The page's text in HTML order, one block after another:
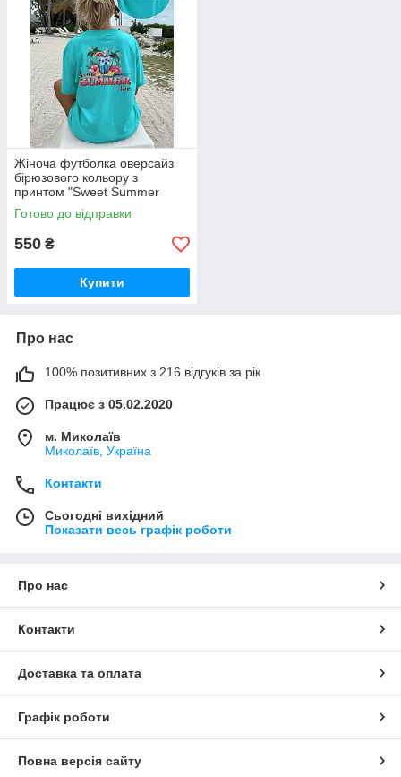
Жіноча футболка оверсайз
бірюзового кольору з
принтом "Sweet Summer
Time"
Готово до відправки
550 ₴
Купити
Про нас
100% позитивних з 216 відгуків за рік
Працює з 05.02.2020
м. Миколаїв
Миколаїв, Україна
Контакти
Сьогодні вихідний
Показати весь графік роботи
Про нас
Контакти
Доставка та оплата
Графік роботи
Повна версія сайту